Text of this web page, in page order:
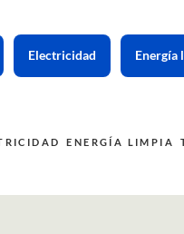
Electricidad Energía
ENERGÍA LIMPIA